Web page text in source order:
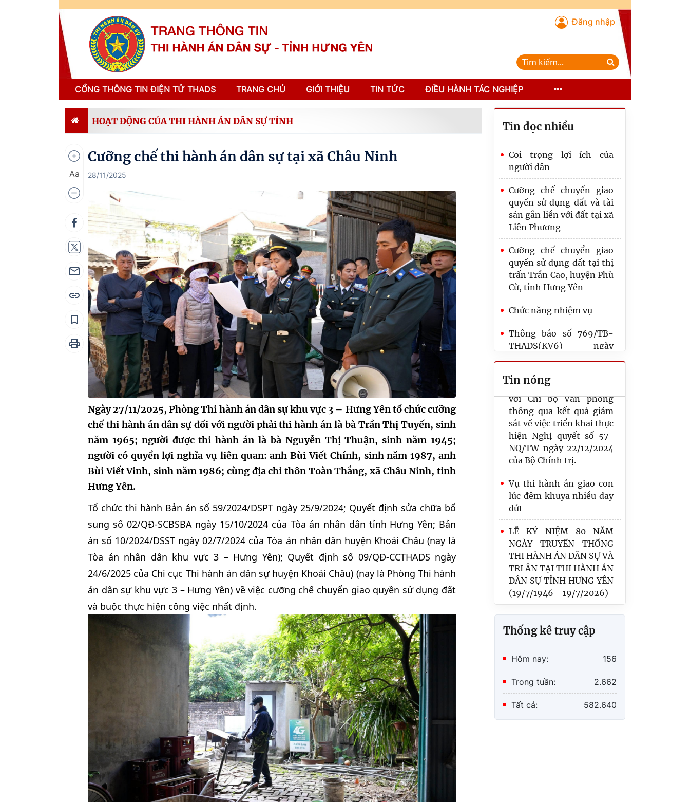
Đăng nhập
CỔNG THÔNG TIN ĐIỆN TỬ THADS TRANG CHỦ GIỚI THIỆU TIN TỨC ĐIỀU HÀNH TÁC NGHIỆP
HOẠT ĐỘNG CỦA THI HÀNH ÁN DÂN SỰ TỈNH
Aa
Cưỡng chế thi hành án dân sự tại xã Châu Ninh
28/11/2025
Ngày 27/11/2025, Phòng Thi hành án dân sự khu vực 3 – Hưng Yên tổ chức cưỡng
chế thi hành án dân sự đối với người phải thi hành án là bà Trần Thị Tuyến, sinh
năm 1965; người được thi hành án là bà Nguyễn Thị Thuận, sinh năm 1945;
người có quyền lợi nghĩa vụ liên quan: anh Bùi Viết Chính, sinh năm 1987, anh
Bùi Viết Vinh, sinh năm 1986; cùng địa chỉ thôn Toàn Thắng, xã Châu Ninh, tỉnh
Hưng Yên.
Tổ chức thi hành Bản án số 59/2024/DSPT ngày 25/9/2024; Quyết định sửa chữa bổ
sung số 02/QĐ-SCBSBA ngày 15/10/2024 của Tòa án nhân dân tỉnh Hưng Yên; Bản
án số 10/2024/DSST ngày 02/7/2024 của Tòa án nhân dân huyện Khoái Châu (nay là
Tòa án nhân dân khu vực 3 – Hưng Yên); Quyết định số 09/QĐ-CCTHADS ngày
24/6/2025 của Chi cục Thi hành án dân sự huyện Khoái Châu) (nay là Phòng Thi hành
án dân sự khu vực 3 – Hưng Yên) về việc cưỡng chế chuyển giao quyền sử dụng đất
và buộc thực hiện công việc nhất định.
Tin đọc nhiều
Coi trọng lợi ích của
người dân
Cưỡng chế chuyển giao
quyền sử dụng đất và tài
sản gắn liền với đất tại xã
Liên Phương
Cưỡng chế chuyển giao
quyền sử dụng đất tại thị
trấn Trần Cao, huyện Phù
Cừ, tỉnh Hưng Yên
Chức năng nhiệm vụ
Thông báo số 769/TB-
THADS(KV6) ngày
Thi hành án dân sự tỉnh
Hưng Yên phát động ủng
hộ công chức người lao
động ngành THADS bị
thiệt hại do báo lũ gây ra
Tin nóng
Thư chúc mừng của Bộ
trưởng Bộ Tư pháp nhân
kỷ niệm 80 năm Ngày
truyền thống Thi hành
án dân sự
Đoàn giám sát theo
Quyết định số 10-QĐ/ĐU
ngày 11/6/2026 của Đảng
ủy Thi hành án dân sự
thông qua kết quả giám
sát về việc triển khai thực
hiện Nghị quyết số 57-
NQ/TW ngày 22/12/2024
của Bộ Chính trị.
Vụ thi hành án giao con
lúc đêm khuya nhiều day
dứt
LỄ KỶ NIỆM 80 NĂM
THI HÀNH ÁN DÂN SỰ VÀ
TRI ÂN TẠI THI HÀNH ÁN
DÂN SỰ TỈNH HƯNG YÊN
(19/7/1946 - 19/7/2026)
Thi hành án dân sự tỉnh
Hưng Yên phát động ủng
hộ công chức người lao
động ngành THADS bị
thiệt hại do báo lũ gây ra
Thống kê truy cập
Hôm nay: 156
Trong tuần: 2.662
Tất cả: 582.640